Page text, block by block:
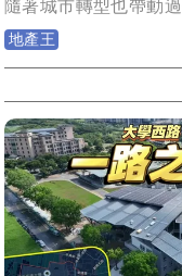
隨著城市轉型也帶動
氣，然而隨著央行信
出現大幅衰退，當房
數據而言房東可以鬆
網》統計2023-2026
成屋過戶、大樓出租
謂的龐大交屋潮與出
近3年租金行情維持
整，整體市場呈現相
地產王